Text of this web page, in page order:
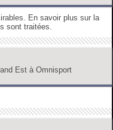
En savoir plus sur la
sont traitées.
Est à Omnisport